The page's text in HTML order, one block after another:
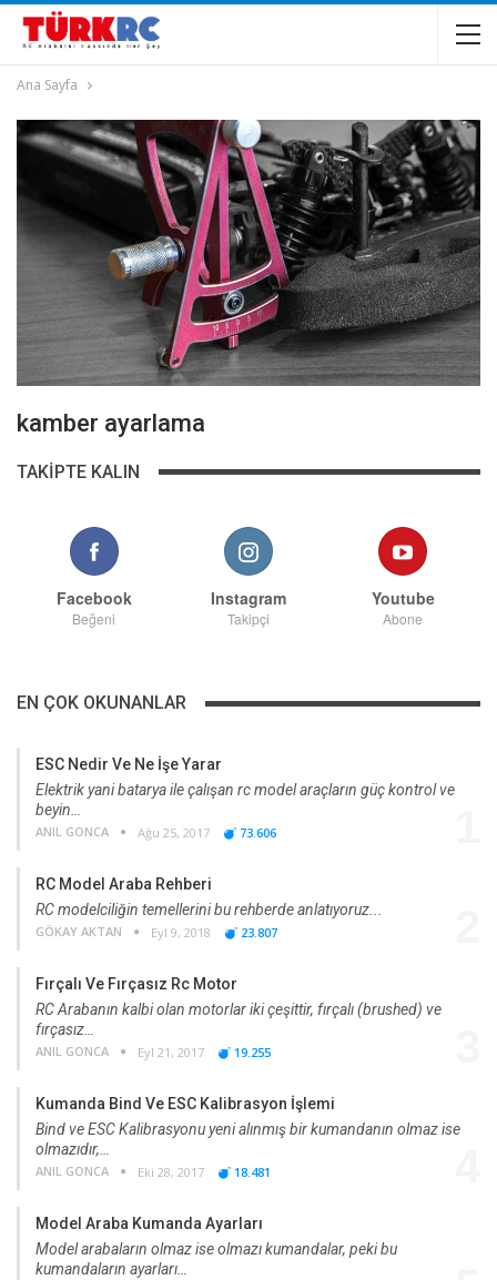
Ana Sayfa
kamber ayarlama
TAKIPTE KALIN
Facebook
Beğeni
Instagram
Takipçi
Youtube
Abone
EN ÇOK OKUNANLAR
ESC Nedir Ve Ne İşe Yarar
Elektrik yani batarya ile çalışan rc model araçların güç kontrol ve
beyin…
ANIL GONCA Ağu 25, 2017 73.606
RC Model Araba Rehberi
RC modelciliğin temellerini bu rehberde anlatıyoruz...
GÖKAY AKTAN Eyl 9, 2018 23.807
Fırçalı Ve Fırçasız Rc Motor
RC Arabanın kalbi olan motorlar iki çeşittir, fırçalı (brushed) ve
fırçasız…
ANIL GONCA Eyl 21, 2017 19.255
Kumanda Bind Ve ESC Kalibrasyon İşlemi
Bind ve ESC Kalibrasyonu yeni alınmış bir kumandanın olmaz ise
olmazıdır,…
ANIL GONCA Eki 28, 2017 18.481
Model Araba Kumanda Ayarları
Model arabaların olmaz ise olmazı kumandalar, peki bu
kumandaların ayarları…